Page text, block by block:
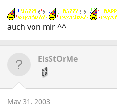
auch von mir ^^
EisStOrMe
May 31, 2003